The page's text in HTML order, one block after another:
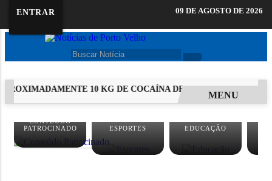
ENTRAR 09 DE AGOSTO DE 2026
10 KG DE COCAÍNA DENTRO DE
MENU
CONTEÚDO
PATROCINADO
ESPORTES EDUCAÇÃO